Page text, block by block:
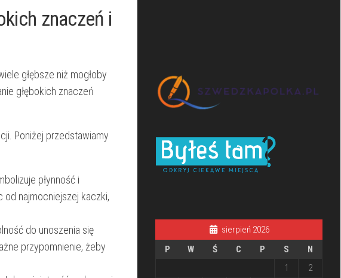
znaczeń ‍i
głębsze niż mogłoby
głębokich znaczeń
Poniżej przedstawiamy
płynność i
od najmocniejszej kaczki,
do unoszenia się
przypomnienie, żeby
sierpień 2026
P
W Ś C P S
N
1
2